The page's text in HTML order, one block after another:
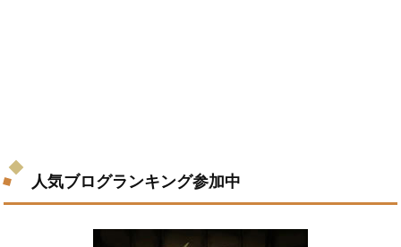
人気ブログランキング参加中